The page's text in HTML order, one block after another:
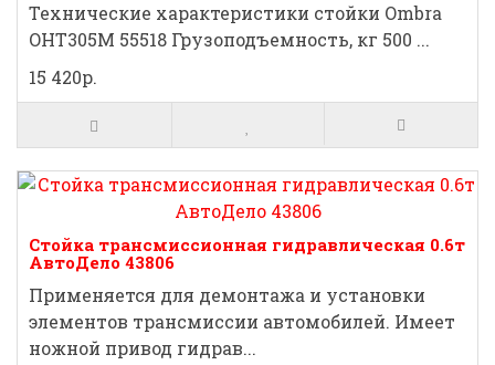
Технические характеристики стойки Ombra
OHT305M 55518 Грузоподъемность, кг 500 ...
15 420р.
Стойка трансмиссионная гидравлическая 0.6т
АвтоДело 43806
Применяется для демонтажа и установки
элементов трансмиссии автомобилей. Имеет
ножной привод гидрав...